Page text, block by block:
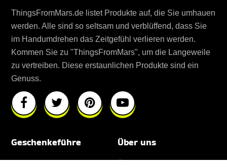
ThingsFromMars.de listet Produkte auf, die Sie umhauen
werden. Alle sind so seltsam und verblüffend, dass Sie
im Handumdrehen das Zeitgefühl verlieren werden.
Kommen Sie zu "ThingsFromMars", um die Langeweile
zu vertreiben. Diese erstaunlichen Produkte sind ein
Genuss.
Geschenkeführe Über uns